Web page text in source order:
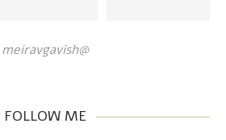
@meiravgavish
FOLLOW ME